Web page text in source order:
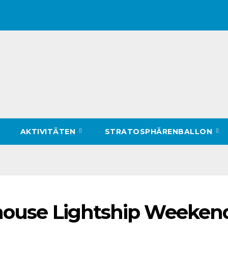
AKTIVITÄTEN STRATOSPHÄRENBALLON
Lightship